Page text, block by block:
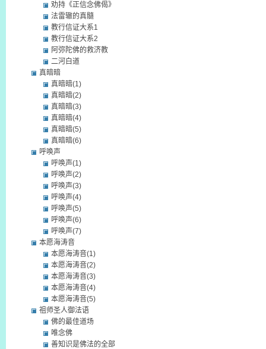
劝持《正信念佛偈》
法雷辙的真髓
教行信证大系1
教行信证大系2
阿弥陀佛的救济教
二河白道
真暗暗
真暗暗(1)
真暗暗(2)
真暗暗(3)
真暗暗(4)
真暗暗(5)
真暗暗(6)
呼唤声
呼唤声(1)
呼唤声(2)
呼唤声(3)
呼唤声(4)
呼唤声(5)
呼唤声(6)
呼唤声(7)
本愿海涛音
本愿海涛音(1)
本愿海涛音(2)
本愿海涛音(3)
本愿海涛音(4)
本愿海涛音(5)
祖师圣人御法语
佛的最佳道场
唯念佛
善知识是佛法的全部